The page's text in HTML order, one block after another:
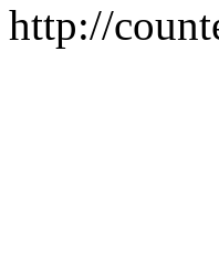
http://